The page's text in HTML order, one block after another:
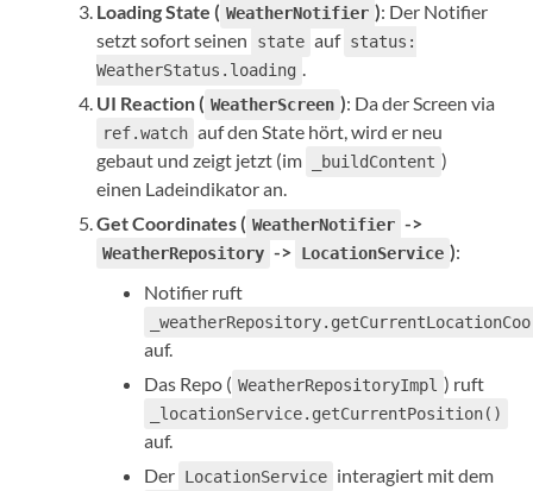
Loading State ( WeatherNotifier ): Der Notifier
setzt sofort seinen
state auf status:
WeatherStatus.loading .
UI Reaction ( WeatherScreen ): Da der Screen via
ref.watch auf den State hört, wird er neu
gebaut und zeigt jetzt (im
_buildContent )
einen Ladeindikator an.
Get Coordinates ( WeatherNotifier ->
WeatherRepository -> LocationService ):
Notifier ruft
auf.
Das Repo ( WeatherRepositoryImpl ) ruft
_locationService.getCurrentPosition()
auf.
Der LocationService interagiert mit dem